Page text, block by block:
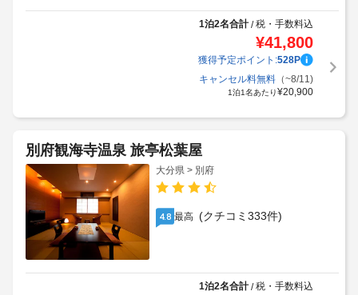
1泊2名合計/税・手数料込
¥41,800
獲得予定ポイント:528P
キャンセル料無料（~8/11)
1泊1名あたり¥20,900
別府観海寺温泉 旅亭松葉屋
大分県 > 別府
4.8 最高 (クチコミ333件)
1泊2名合計/税・手数料込